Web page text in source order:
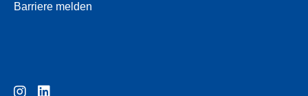
Barriere melden